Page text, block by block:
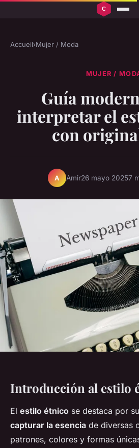
Accueil›Mujer / Moda
MUJER /
Guía
interpretar el
con
A Amir26 mayo 20257
Introducción al estilo
El estilo étnico se destaca por
capturar la esencia de diversas
patrones, colores y formas